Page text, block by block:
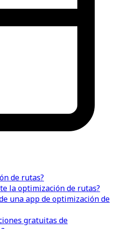
de rutas?
la optimización de rutas?
una app de optimización de
gratuitas de